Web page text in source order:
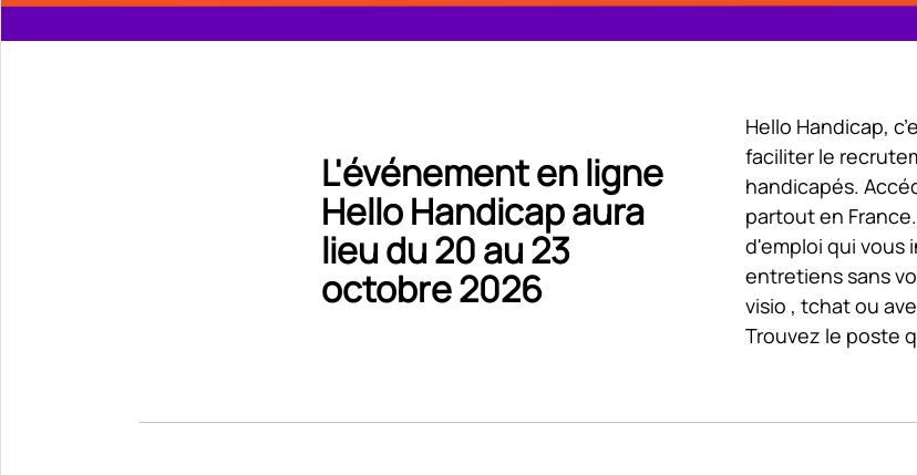
L'événement en ligne
Hello Handicap aura
lieu du 20 au 23
octobre 2026
Hello Handicap,
faciliter le
handicapés.
partout en
d'emploi qui vous
entretiens sans
visio , tchat ou
Trouvez le poste